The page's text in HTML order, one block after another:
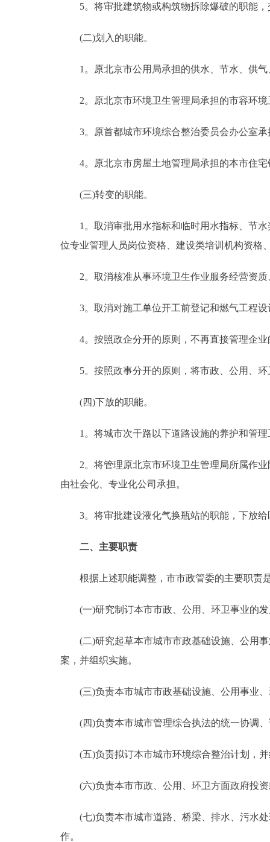
DEUTSCH
ESPAÑOL
5。将审批建筑物或构筑物拆除爆破的职能，
(二)划入的职能。
1。原北京市公用局承担的供水、节水、供气
2。原北京市环境卫生管理局承担的市容环境
3。原首都城市环境综合整治委员会办公室承
4。原北京市房屋土地管理局承担的本市住宅
(三)转变的职能。
1。取消审批用水指标和临时用水指标、节水
位专业管理人员岗位资格、建设类培训机构资格
2。取消核准从事环境卫生作业服务经营资质
3。取消对施工单位开工前登记和燃气工程设
4。按照政企分开的原则，不再直接管理企业
5。按照政事分开的原则，将市政、公用、环
(四)下放的职能。
1。将城市次干路以下道路设施的养护和管理
2。将管理原北京市环境卫生管理局所属作业
由社会化、专业化公司承担。
3。将审批建设液化气换瓶站的职能，下放给
二、主要职责
根据上述职能调整，市市政管委的主要职责
(一)研究制订本市市政、公用、环卫事业的
(二)研究起草本市城市市政基础设施、公用事
案，并组织实施。
(三)负责本市城市市政基础设施、公用事业、
(四)负责本市城市管理综合执法的统一协调、
(五)负责拟订本市城市环境综合整治计划，并
(六)负责本市市政、公用、环卫方面政府投资
(七)负责本市城市道路、桥梁、排水、污水处
作。